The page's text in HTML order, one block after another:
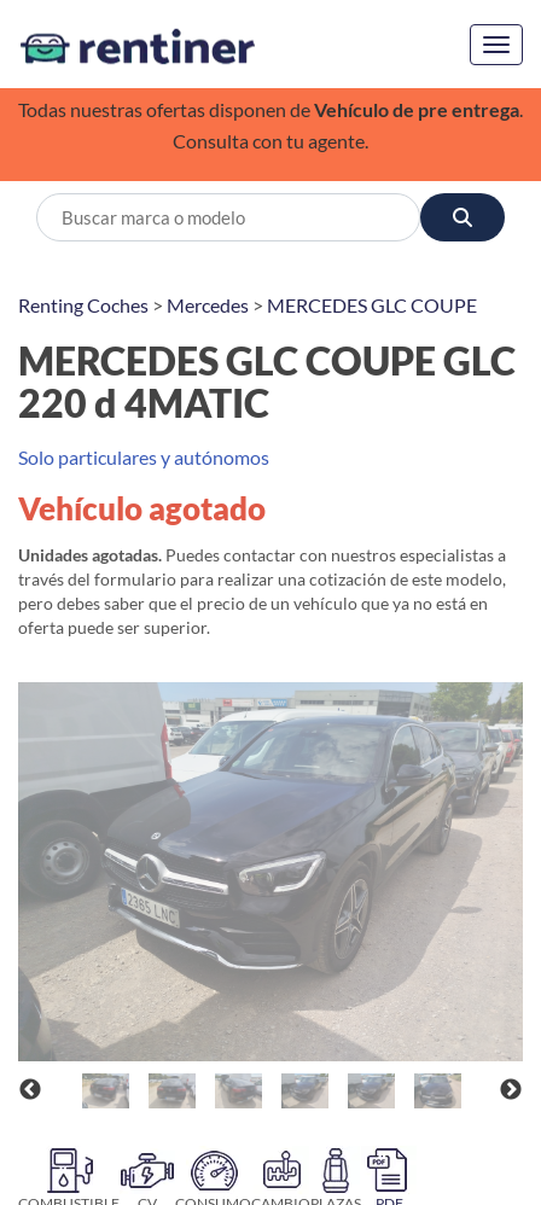
Todas nuestras ofertas disponen deVehículo de pre entrega.
Consulta con tu agente.
Renting Coches > Mercedes > MERCEDES GLC COUPE
MERCEDES GLC COUPE GLC
220 d 4MATIC
Solo particulares y autónomos
Vehículo agotado
Unidades agotadas. Puedes contactar con nuestros especialistas a
través del formulario para realizar una cotización de este modelo,
pero debes saber que el precio de un vehículo que ya no está en
oferta puede ser superior.